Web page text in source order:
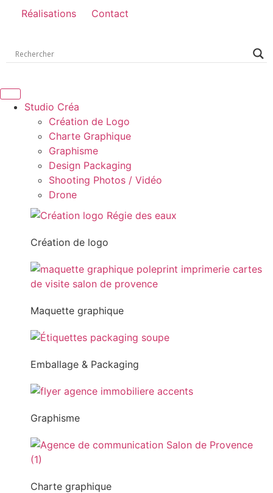
Réalisations Contact
Studio Créa
Création de Logo
Charte Graphique
Graphisme
Design Packaging
Shooting Photos / Vidéo
Drone
Création de logo
Maquette graphique
Emballage & Packaging
Graphisme
Charte graphique